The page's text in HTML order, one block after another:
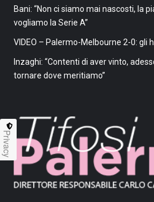
Bani: “Non ci siamo mai nascosti, la
vogliamo la Serie A”
VIDEO – Palermo-Melbourne 2-0: gli
Inzaghi: “Contenti di aver vinto,
tornare dove meritiamo”
Privacy